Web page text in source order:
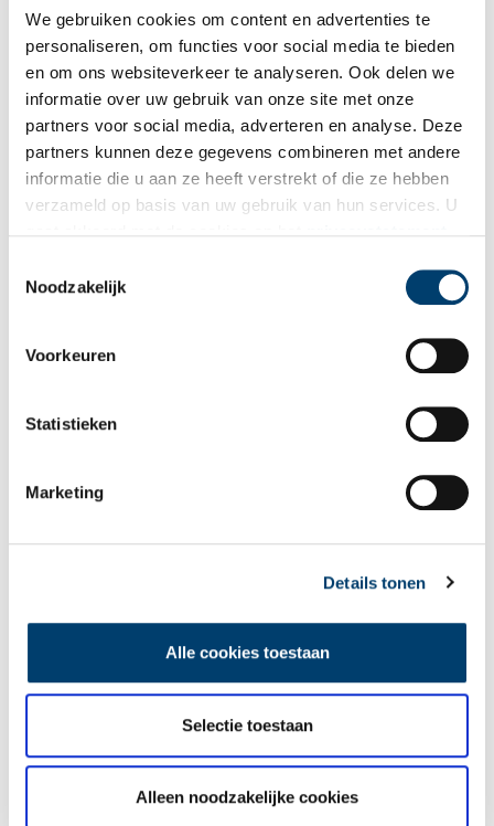
We gebruiken cookies om content en advertenties te
personaliseren, om functies voor social media te bieden
en om ons websiteverkeer te analyseren. Ook delen we
informatie over uw gebruik van onze site met onze
partners voor social media, adverteren en analyse. Deze
partners kunnen deze gegevens combineren met andere
informatie die u aan ze heeft verstrekt of die ze hebben
verzameld op basis van uw gebruik van hun services. U
Noodzakelijk
Voorkeuren
Statistieken
Marketing
Details tonen
Alle cookies toestaan
Selectie toestaan
Alleen noodzakelijke cookies
Bronnen
Artnet. (z.d.). Isaac Ouwater (Dutch, 1748-1793). Geraadpleegd op
ouwater/biography
Bonhams. (z.d.). Isaac Ouwater, A view of the Westerkerk,